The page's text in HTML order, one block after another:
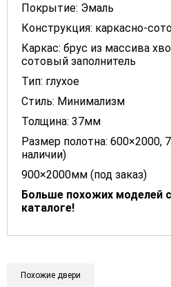
Покрытие: Эмаль
Конструкция: каркасно-
Каркас: брус из массива
сотовый заполнитель
Тип: глухое
Стиль: Минимализм
Толщина: 37мм
Размер полотна: 600×2000,
наличии)
900×2000мм (под заказ)
Больше похожих моделей
каталоге!
Похожие двери